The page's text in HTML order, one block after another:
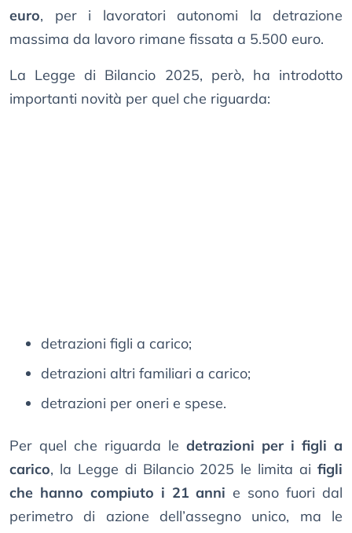
euro, per i lavoratori autonomi la detrazione
massima da lavoro rimane fissata a 5.500 euro.
La Legge di Bilancio 2025, però, ha introdotto
importanti novità per quel che riguarda:
detrazioni figli a carico;
detrazioni altri familiari a carico;
detrazioni per oneri e spese.
Per quel che riguarda le detrazioni per i figli a
carico, la Legge di Bilancio 2025 le limita ai figli
che hanno compiuto i 21 anni e sono fuori dal
perimetro di azione dell’assegno unico, ma le